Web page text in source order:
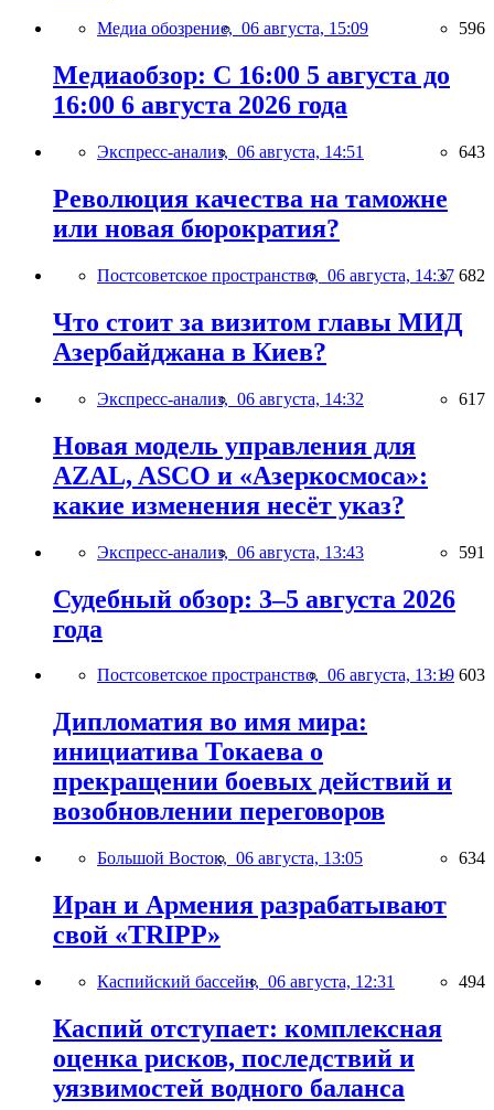
Медиа обозрение, 06 августа, 15:09 596
Медиаобзор: С 16:00 5 августа до
16:00 6 августа 2026 года
Экспресс-анализ, 06 августа, 14:51 643
Революция качества на таможне
или новая бюрократия?
Постсоветское пространство, 06 августа, 14:37 682
Что стоит за визитом главы МИД
Азербайджана в Киев?
Экспресс-анализ, 06 августа, 14:32 617
Новая модель управления для
AZAL, ASCO и «Азеркосмоса»:
какие изменения несёт указ?
Экспресс-анализ, 06 августа, 13:43 591
Судебный обзор: 3–5 августа 2026
года
Постсоветское пространство, 06 августа, 13:19 603
Дипломатия во имя мира:
инициатива Токаева о
прекращении боевых действий и
возобновлении переговоров
Большой Восток, 06 августа, 13:05 634
Иран и Армения разрабатывают
свой «TRIPP»
Каспийский бассейн, 06 августа, 12:31 494
Каспий отступает: комплексная
оценка рисков, последствий и
уязвимостей водного баланса